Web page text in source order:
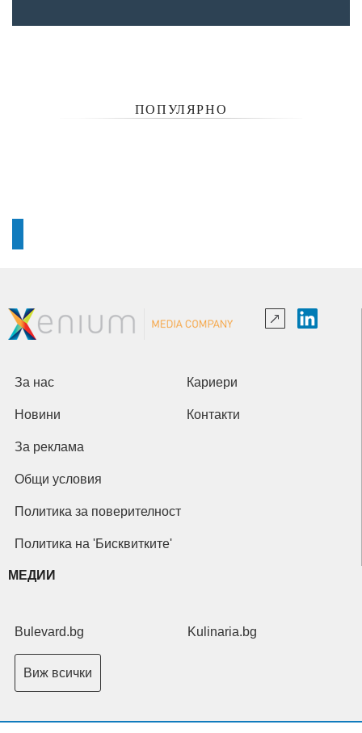
ПОПУЛЯРНО
За нас Кариери
Новини Контакти
За реклама
Общи условия
Политика за поверителност
Политика на 'Бисквитките'
МЕДИИ
Bulevard.bg Kulinaria.bg
Виж всички